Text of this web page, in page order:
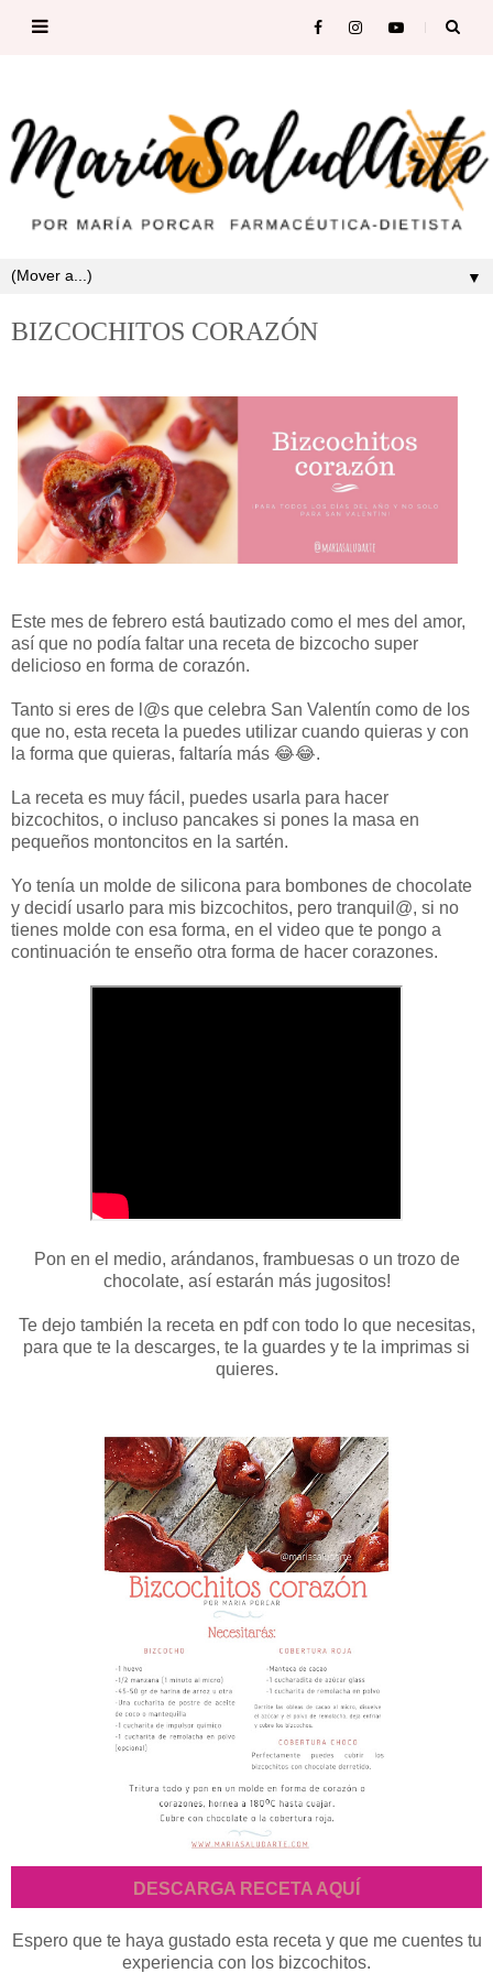
▼
BIZCOCHITOS CORAZÓN
Este mes de febrero está bautizado como el mes del amor,
así que no podía faltar una receta de bizcocho super
delicioso en forma de corazón.
Tanto si eres de l@s que celebra San Valentín como de los
que no, esta receta la puedes utilizar cuando quieras y con
la forma que quieras, faltaría más 😂😂.
La receta es muy fácil, puedes usarla para hacer
bizcochitos, o incluso pancakes si pones la masa en
pequeños montoncitos en la sartén.
Yo tenía un molde de silicona para bombones de chocolate
y decidí usarlo para mis bizcochitos, pero tranquil@, si no
tienes molde con esa forma, en el video que te pongo a
continuación te enseño otra forma de hacer corazones.
Pon en el medio, arándanos, frambuesas o un trozo de
chocolate, así estarán más jugositos!
Te dejo también la receta en pdf con todo lo que necesitas,
para que te la descarges, te la guardes y te la imprimas si
quieres.
DESCARGA RECETA AQUÍ
Espero que te haya gustado esta receta y que me cuentes tu
experiencia con los bizcochitos.